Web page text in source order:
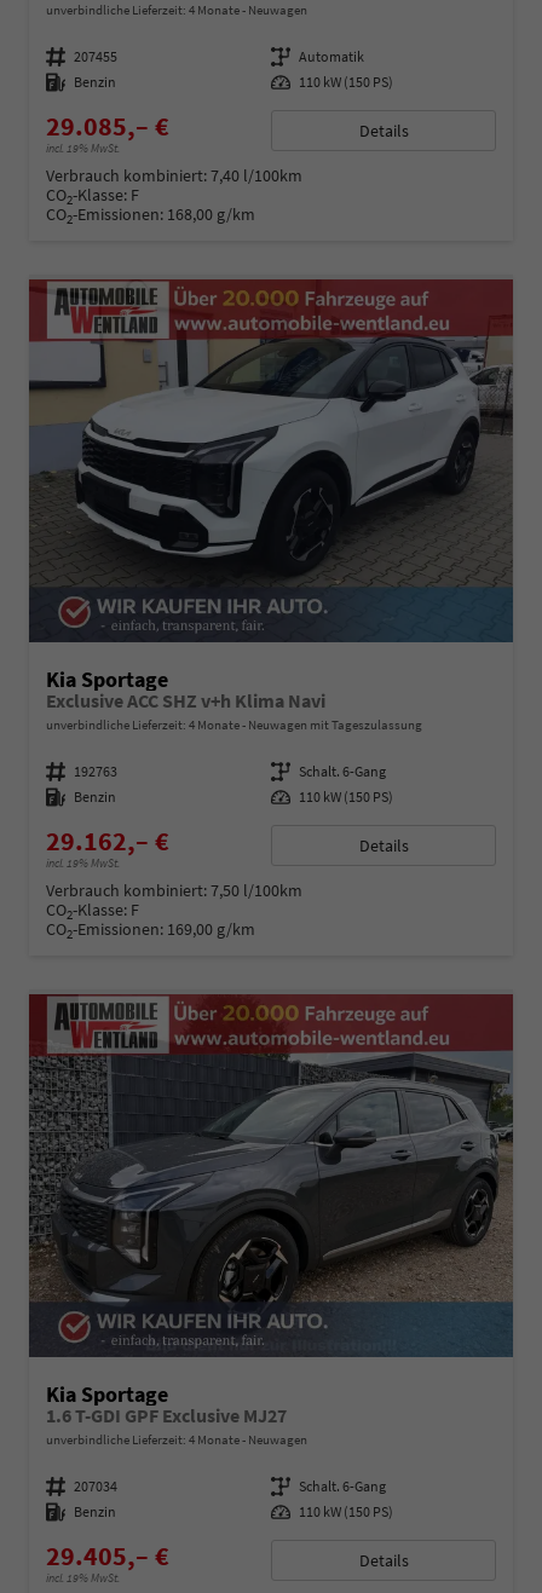
unverbindliche Lieferzeit: 4 Monate Neuwagen
Fahrzeugnummer 207455 Getriebe Automatik
Kraftstoff Benzin Leistung 110 kW (150 PS)
29.085,– €
incl. 19% MwSt.
Details
Verbrauch kombiniert:7,40 l/100km
CO2-Klasse: F
CO2-Emissionen: 168,00 g/km
Kia Sportage
Exclusive ACC SHZ v+h Klima Navi
unverbindliche Lieferzeit: 4 Monate Neuwagen mit Tageszulassung
Fahrzeugnummer 192763 Getriebe Schalt. 6-Gang
Kraftstoff Benzin Leistung 110 kW (150 PS)
29.162,– €
incl. 19% MwSt.
Details
Verbrauch kombiniert:7,50 l/100km
CO2-Klasse: F
CO2-Emissionen: 169,00 g/km
Kia Sportage
1.6 T-GDI GPF Exclusive MJ27
unverbindliche Lieferzeit: 4 Monate Neuwagen
Fahrzeugnummer 207034 Getriebe Schalt. 6-Gang
Kraftstoff Benzin Leistung 110 kW (150 PS)
29.405,– €
incl. 19% MwSt.
Details